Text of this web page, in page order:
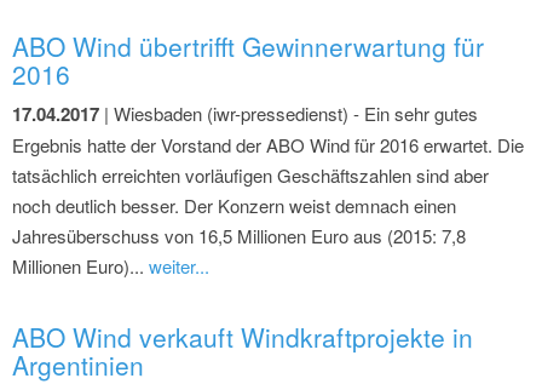
ABO Wind übertrifft Gewinnerwartung für
2016
17.04.2017 | Wiesbaden (iwr-pressedienst) - Ein sehr gutes
Ergebnis hatte der Vorstand der ABO Wind für 2016 erwartet. Die
tatsächlich erreichten vorläufigen Geschäftszahlen sind aber
noch deutlich besser. Der Konzern weist demnach einen
Jahresüberschuss von 16,5 Millionen Euro aus (2015: 7,8
Millionen Euro)... weiter...
ABO Wind verkauft Windkraftprojekte in
Argentinien